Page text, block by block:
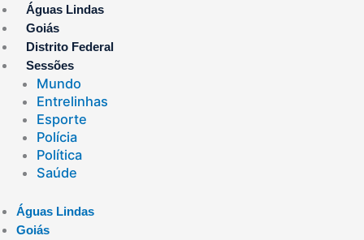
Ir
para
o
conteúdo
Águas Lindas
Goiás
Distrito Federal
Sessões
Mundo
Entrelinhas
Esporte
Polícia
Política
Saúde
Águas Lindas
Goiás